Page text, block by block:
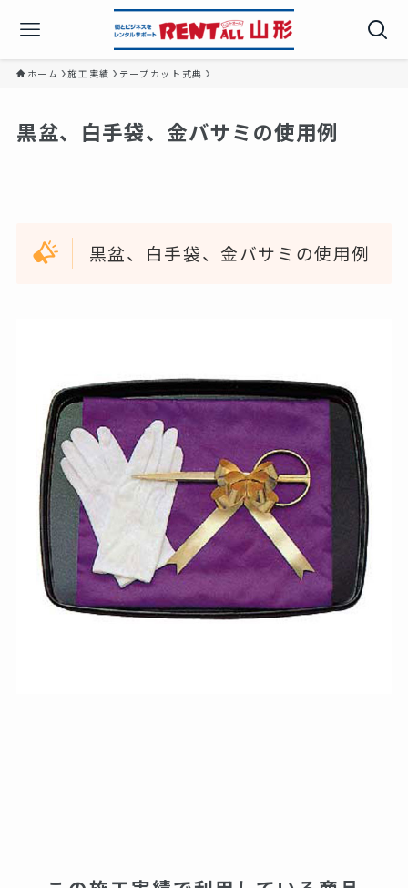
ホーム 施工実績 テープカット式典
黒盆、白手袋、金バサミの使用例
黒盆、白手袋、金バサミの使用例